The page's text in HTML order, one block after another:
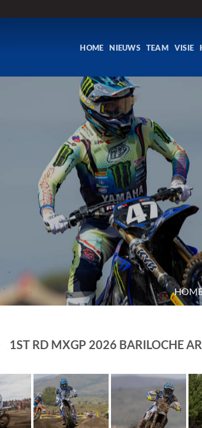
HOME NIEUWS TEAM VISIE
1ST RD MXGP 2026 BARILOCHE